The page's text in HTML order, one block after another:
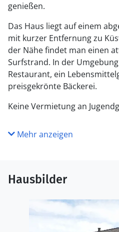
genießen.
Das Haus liegt auf einem
mit kurzer Entfernung zu
der Nähe findet man einen
Surfstrand. In der
Restaurant, ein
preisgekrönte Bäckerei.
Keine Vermietung an
Mehr anzeigen
Hausbilder